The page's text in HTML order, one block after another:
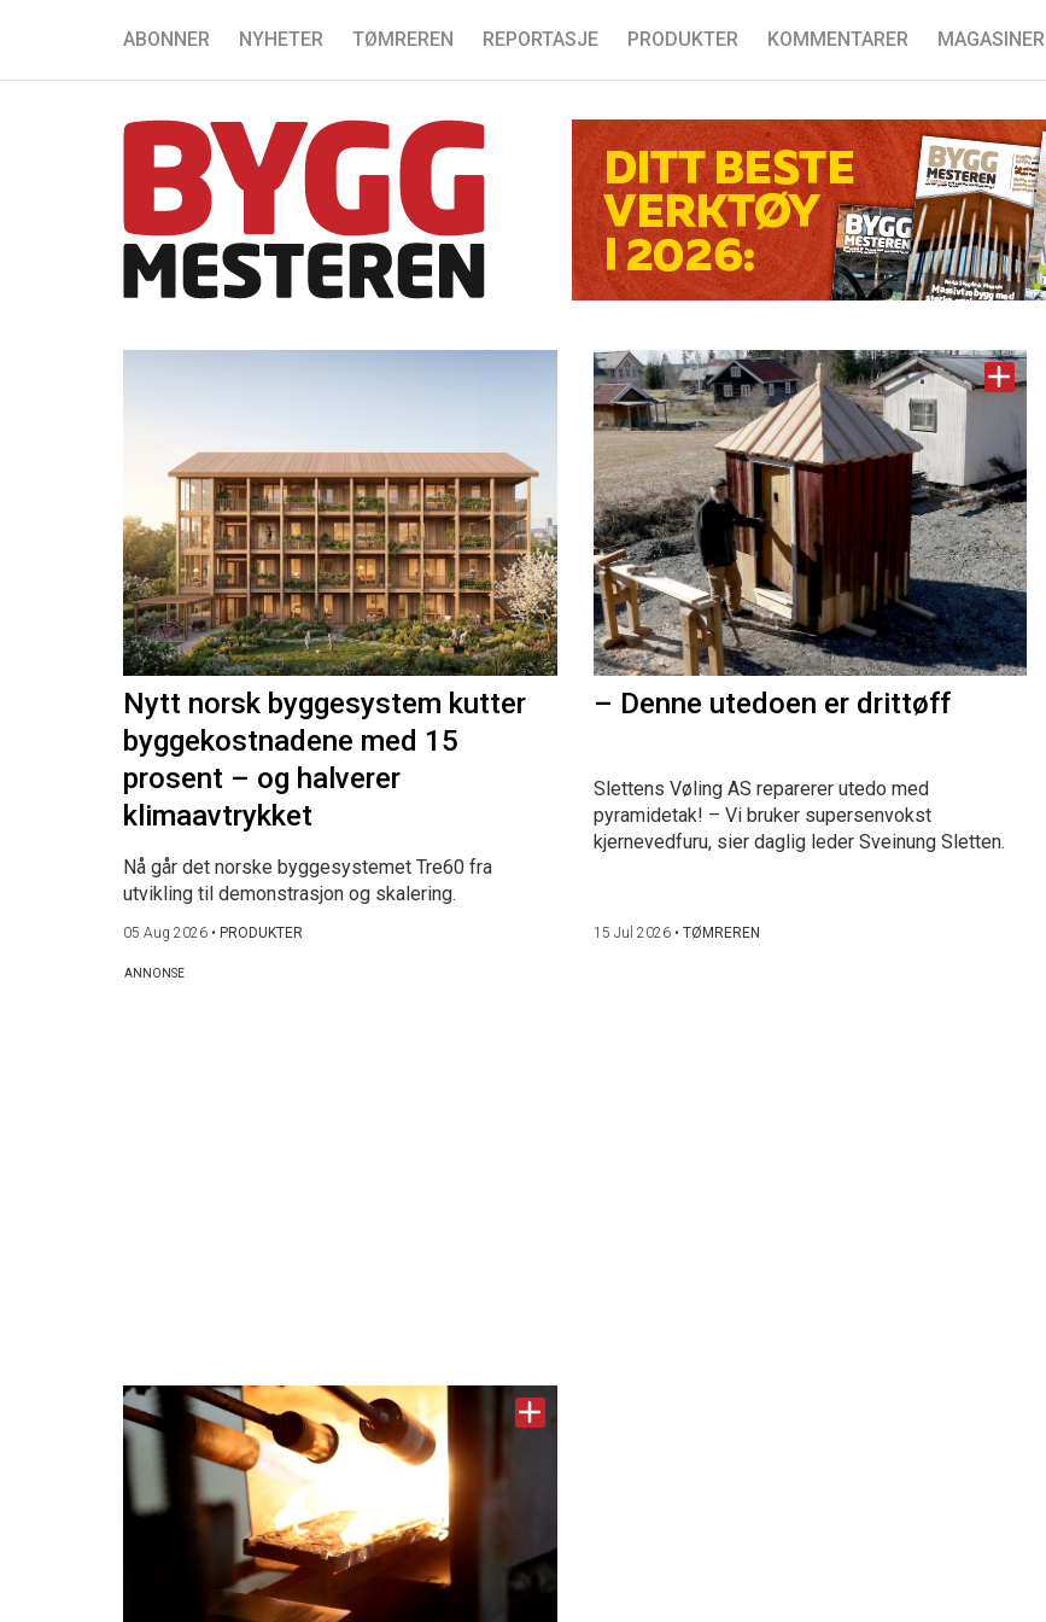
ABONNER NYHETER TØMREREN REPORTASJE PRODUKTER KOMMENTARER MAGASINER
Nytt norsk byggesystem kutter
byggekostnadene med 15
prosent – og halverer
klimaavtrykket
Nå går det norske byggesystemet Tre60 fra
utvikling til demonstrasjon og skalering.
05 Aug 2026 • PRODUKTER
– Denne utedoen er drittøff
Slettens Vøling AS reparerer utedo med
pyramidetak! – Vi bruker supersenvokst
kjernevedfuru, sier daglig leder Sveinung Sletten.
15 Jul 2026• TØMREREN